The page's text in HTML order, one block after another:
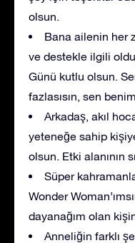
olsun.
Bana ailenin her
ve destekle ilgili
Günü kutlu olsun.
fazlasısın, sen
Arkadaş, akıl
yeteneğe sahip
olsun. Etki alanının
Süper
Wonder
dayanağım olan
Anneliğin farklı